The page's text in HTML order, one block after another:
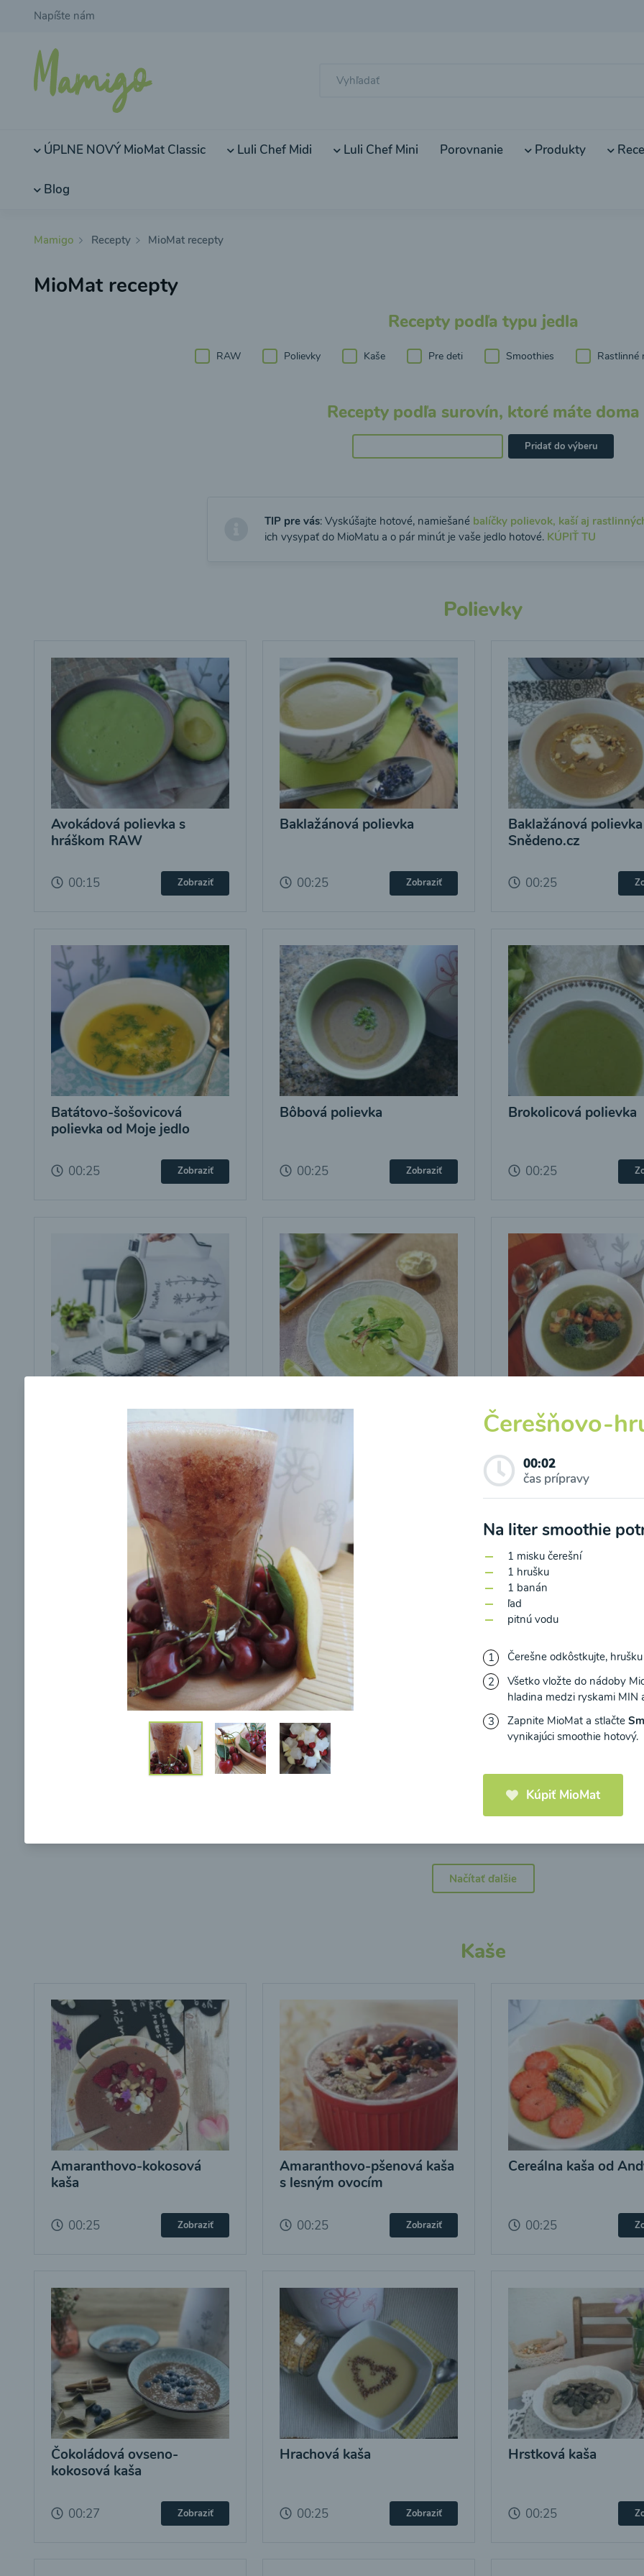
Napíšte nám
ÚPLNE NOVÝ MioMat Classic Luli Chef Midi Luli Chef Mini Porovnanie Produkty
Blog
Mamigo Recepty MioMat recepty
MioMat recepty
Recepty podľa typu jedla
RAW Polievky Kaše Pre deti Smoothies Rastlinné
Recepty podľa surovín, ktoré máte doma
Pridať do výberu
TIP pre vás: Vyskúšajte hotové, namiešané balíčky polievok, kaší aj
ich vysypať do MioMatu a o pár minút je vaše jedlo hotové. KÚPIŤ TU
Polievky
Avokádová polievka s
hráškom RAW
00:15 Zobraziť
Baklažánová polievka
00:25 Zobraziť
Baklažánová
Snědeno.cz
00:25
Batátovo-šošovicová
polievka od Moje jedlo
00:25 Zobraziť
Bôbová polievka
00:25 Zobraziť
Brokolicová polievka
00:25
cesnakom od LaPetit
Zobraziť
cviklovými listami
krutónmi z tofu od
Snědeno.cz
00:25
Brokolicová polievka s nivou
Brokolicová polievka s
pečenými cherry a
mozzarelou od Recepty
Mojej Zdravej Kuchyne
Brokolicová polievka
syrom
00:25
Načítať ďalšie
Kaše
Amaranthovo-kokosová
kaša
00:25 Zobraziť
Amaranthovo-pšenová kaša
s lesným ovocím
00:25 Zobraziť
Cereálna kaša od
00:25
Čokoládová ovseno-
kokosová kaša
00:27 Zobraziť
Hrachová kaša
00:25 Zobraziť
Hrstková kaša
00:25
Čerešňovo-
00:02
čas prípravy
Na liter smoothie
1 misku čerešní
1 hrušku
1 banán
ľad
pitnú vodu
Čerešne odkôstkujte,
Všetko vložte do nádoby
hladina medzi ryskami MIN
Zapnite MioMat a stlačte
vynikajúci smoothie hotový.
Kúpiť MioMat
Odber noviniek a akcií
Odoslaním registrácie na Newsletter súhlasím so spracovaním osobných údajov pre účely zasielania newsletteru
Ochrane osobných údajov a súhlasím s nimi.